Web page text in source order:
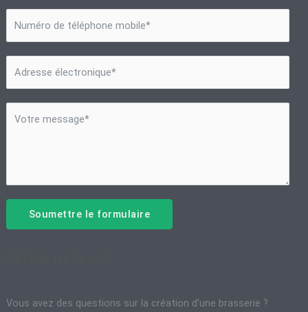
Soumettre le formulaire
Vous avez des questions sur la création d'une brasserie ?